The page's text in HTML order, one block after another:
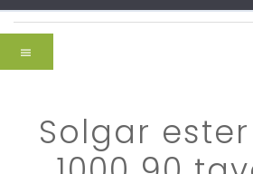
solgar ester c plus